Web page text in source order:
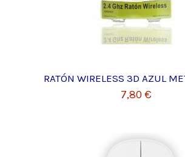
RATÓN WIRELESS 3D AZUL
7,80 €